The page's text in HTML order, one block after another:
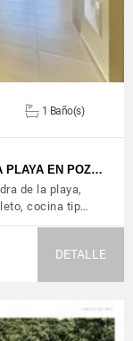
1 Baño(s)
PLAYA EN POZ…
de la playa,
cocina tip…
DETALLE